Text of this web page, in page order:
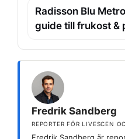
Radisson Blu
guide till frukost &
Fredrik Sandberg
REPORTER FÖR LIVESCEN